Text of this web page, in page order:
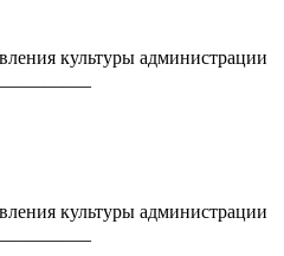
культуры администрации
культуры администрации